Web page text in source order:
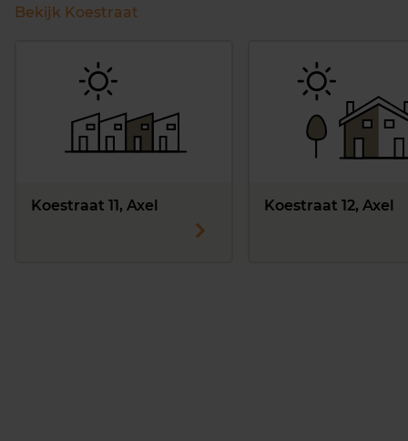
Bekijk Koestraat
Koestraat 11, Axel Koestraat 12, Axel